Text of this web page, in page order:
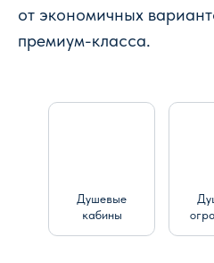
от экономичных
премиум-класса.
Душевые
кабины